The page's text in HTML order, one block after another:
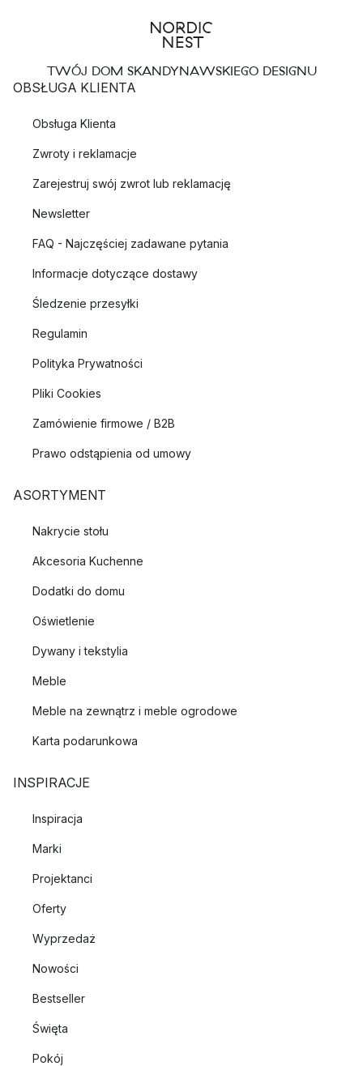
TWÓJ DOM SKANDYNAWSKIEGO DESIGNU
OBSŁUGA KLIENTA
Obsługa Klienta
Zwroty i reklamacje
Zarejestruj swój zwrot lub reklamację
Newsletter
FAQ - Najczęściej zadawane pytania
Informacje dotyczące dostawy
Śledzenie przesyłki
Regulamin
Polityka Prywatności
Pliki Cookies
Zamówienie firmowe / B2B
Prawo odstąpienia od umowy
ASORTYMENT
Nakrycie stołu
Akcesoria Kuchenne
Dodatki do domu
Oświetlenie
Dywany i tekstylia
Meble
Meble na zewnątrz i meble ogrodowe
Karta podarunkowa
INSPIRACJE
Inspiracja
Marki
Projektanci
Oferty
Wyprzedaż
Nowości
Bestseller
Święta
Pokój